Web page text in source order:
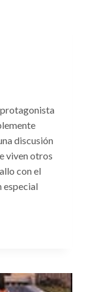
protagonista
discusión
viven otros
con el
especial